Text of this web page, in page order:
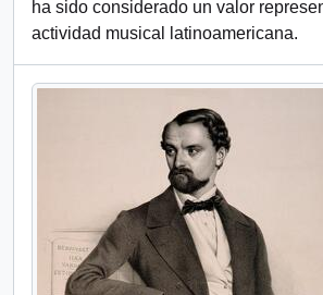
ha sido considerado un valor
actividad musical latinoamericana.